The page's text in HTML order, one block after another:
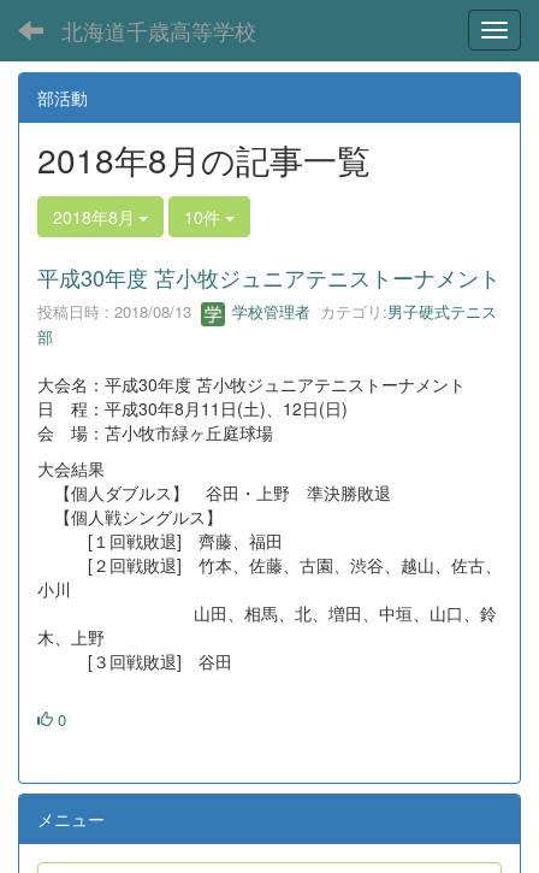
北海道千歳高等学校
部活動
2018年8月の記事一覧
2018年8月 10件
平成30年度 苫小牧ジュニアテニストーナメント
投稿日時 : 2018/08/13 学校管理者 カテゴリ:男子硬式テニス
部
大会名：平成30年度 苫小牧ジュニアテニストーナメント
日 程：平成30年8月11日(土)、12日(日)
会 場：苫小牧市緑ヶ丘庭球場
大会結果
【個人ダブルス】 谷田・上野 準決勝敗退
【個人戦シングルス】
[１回戦敗退] 齊藤、福田
[２回戦敗退] 竹本、佐藤、古園、渋谷、越山、佐古、
小川
山田、相馬、北、増田、中垣、山口、鈴
木、上野
[３回戦敗退] 谷田
0
メニュー